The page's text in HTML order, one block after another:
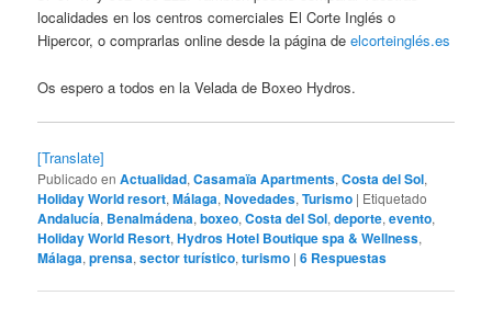
localidades en los centros comerciales El Corte Inglés o
Hipercor, o comprarlas online desde la página deelcorteinglés.es
Os espero a todos en la Velada de Boxeo Hydros.
[Translate]
Publicado en Actualidad,Casamaïa Apartments,Costa del Sol,
Holiday World resort,Málaga,Novedades,Turismo | Etiquetado
Andalucía, Benalmádena,boxeo,Costa del Sol,deporte,evento,
Holiday World Resort,Hydros Hotel Boutique spa & Wellness,
Málaga,prensa,sector turístico,turismo |6 Respuestas